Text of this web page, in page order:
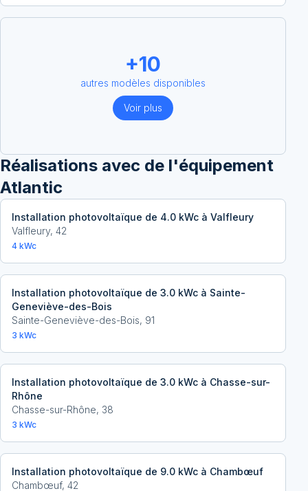
+10
autres modèles disponibles
Voir plus
Réalisations avec de l'équipement
Atlantic
Installation photovoltaïque de 4.0 kWc à Valfleury
Valfleury, 42
4 kWc
Installation photovoltaïque de 3.0 kWc à Sainte-
Geneviève-des-Bois
Sainte-Geneviève-des-Bois, 91
3 kWc
Installation photovoltaïque de 3.0 kWc à Chasse-sur-
Rhône
Chasse-sur-Rhône, 38
3 kWc
Installation photovoltaïque de 9.0 kWc à Chambœuf
Chambœuf, 42